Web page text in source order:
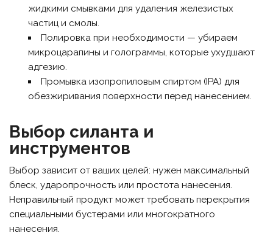
жидкими смывками для удаления железистых
частиц и смолы.
Полировка при необходимости — убираем
микроцарапины и голограммы, которые ухудшают
адгезию.
Промывка изопропиловым спиртом (IPA) для
обезжиривания поверхности перед нанесением.
Выбор силанта и
инструментов
Выбор зависит от ваших целей: нужен максимальный
блеск, ударопрочность или простота нанесения.
Неправильный продукт может требовать перекрытия
специальными бустерами или многократного
нанесения.